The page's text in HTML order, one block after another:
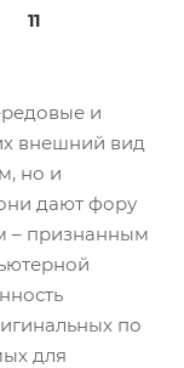
11
и
внешний вид
но и
дают фору
– признанным
по
для